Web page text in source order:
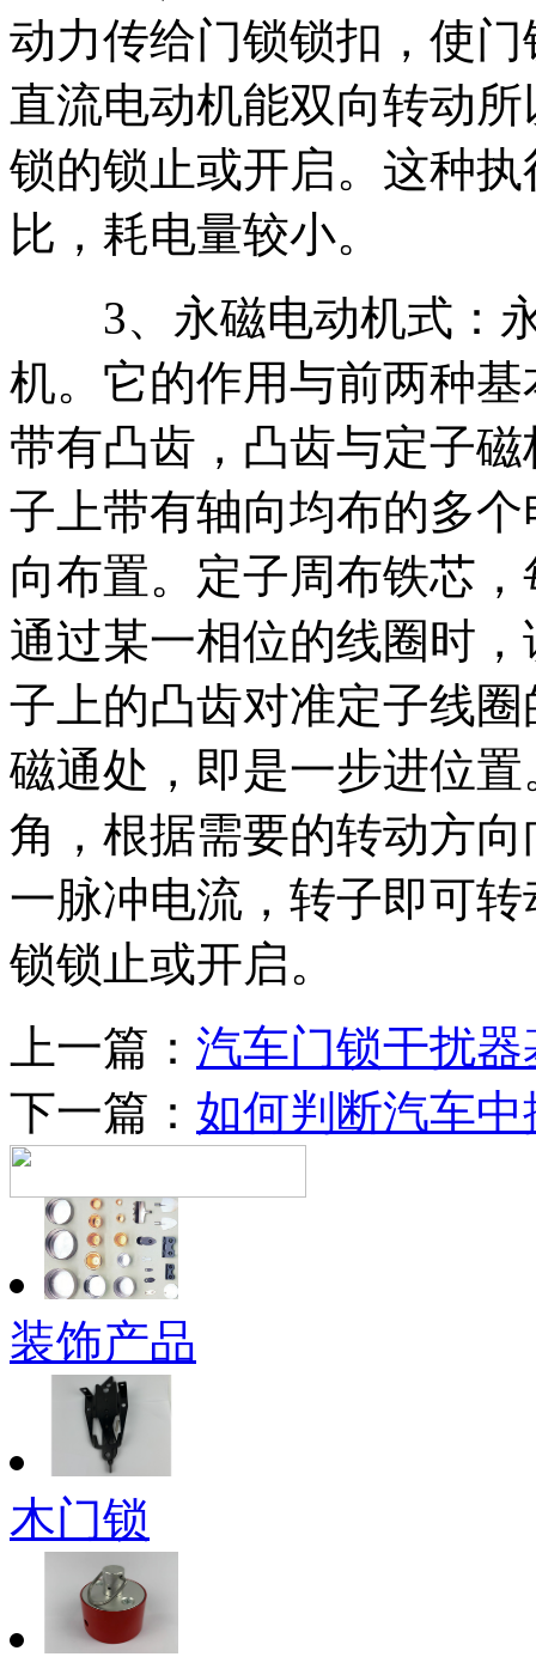
动力传给门锁锁扣，使
直流电动机能双向转动
锁的锁止或开启。这种
比，耗电量较小。
3、永磁电动机式：永
机。它的作用与前两种
带有凸齿，凸齿与定子
子上带有轴向均布的多
向布置。定子周布铁芯
通过某一相位的线圈时
子上的凸齿对准定子线
磁通处，即是一步进位
角，根据需要的转动方
一脉冲电流，转子即可
锁锁止或开启。
上一篇： 汽车门锁干扰
下一篇： 如何判断汽车
装饰产品
木门锁